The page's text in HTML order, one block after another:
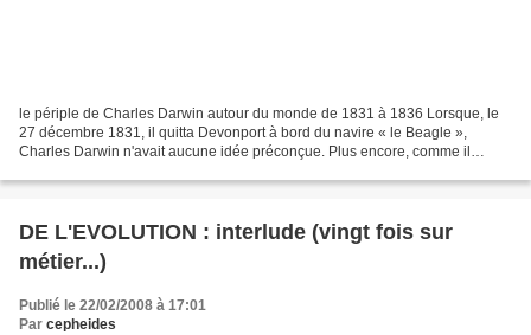
le périple de Charles Darwin autour du monde de 1831 à 1836 Lorsque, le
27 décembre 1831, il quitta Devonport à bord du navire « le Beagle »,
Charles Darwin n'avait aucune idée préconçue. Plus encore, comme il
DE L'EVOLUTION : interlude (vingt fois sur
métier...)
Publié le 22/02/2008 à 17:01
Par cepheides